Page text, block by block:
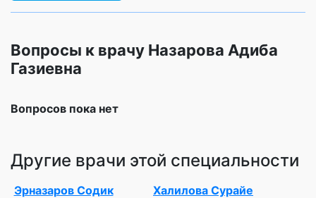
Вопросы к врачу Назарова Адиба
Газиевна
Вопросов пока нет
Другие врачи этой специальности
Эрназаров Содик
Халилова Сурайе